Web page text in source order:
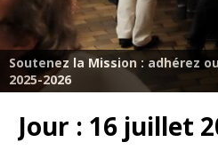
Soutenez la Mission : adhérez
2025-2026
Jour : 16 juillet